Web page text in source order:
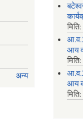
अन्य
आय
आय